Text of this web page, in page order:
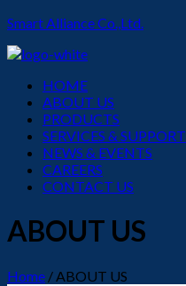
Smart Alliance Co.,Ltd.
Menu
HOME
ABOUT US
PRODUCTS
SERVICES & SUPPORT
NEWS & EVENTS
CAREERS
CONTACT US
ABOUT US
Home /ABOUT US